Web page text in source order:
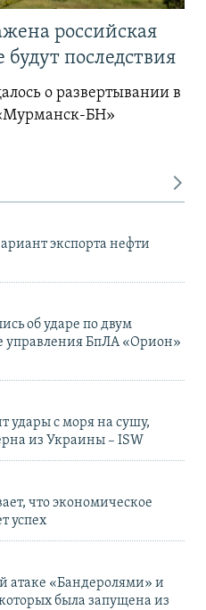
российская
последствия
о развертывании в
БН»
экспорта нефти
об ударе по двум
управления БпЛА «Орион»
удары с моря на сушу,
из Украины – ISW
что экономическое
успех
атаке «Бандеролями» и
была запущена из